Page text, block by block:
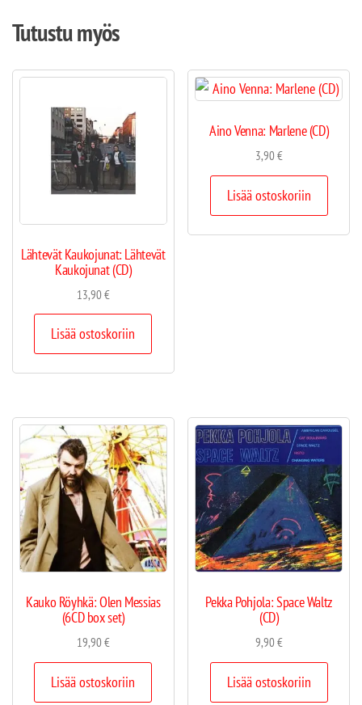
Tutustu myös
Lähtevät Kaukojunat: Lähtevät
Kaukojunat (CD)
13,90€
Lisää ostoskoriin
Aino Venna: Marlene (CD)
3,90€
Lisää ostoskoriin
Kauko Röyhkä: Olen Messias
(6CD box set)
19,90€
Lisää ostoskoriin
Pekka Pohjola: Space Waltz
(CD)
9,90€
Lisää ostoskoriin